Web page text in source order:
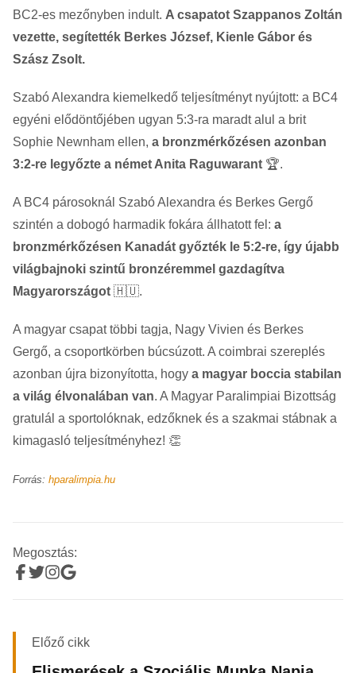
BC2-es mezőnyben indult. A csapatot Szappanos Zoltán
vezette, segítették Berkes József, Kienle Gábor és
Szász Zsolt.
Szabó Alexandra kiemelkedő teljesítményt nyújtott: a BC4
egyéni elődöntőjében ugyan 5:3-ra maradt alul a brit
Sophie Newnham ellen, a bronzmérkőzésen azonban
3:2-re legyőzte a német Anita Raguwarant 🏆.
A BC4 párosoknál Szabó Alexandra és Berkes Gergő
szintén a dobogó harmadik fokára állhatott fel: a
bronzmérkőzésen Kanadát győzték le 5:2-re, így újabb
világbajnoki szintű bronzéremmel gazdagítva
Magyarországot 🇭🇺.
A magyar csapat többi tagja, Nagy Vivien és Berkes
Gergő, a csoportkörben búcsúzott. A coimbrai szereplés
azonban újra bizonyította, hogy a magyar boccia stabilan
a világ élvonalában van. A Magyar Paralimpiai Bizottság
gratulál a sportolóknak, edzőknek és a szakmai stábnak a
kimagasló teljesítményhez! 👏
Forrás: hparalimpia.hu
Megosztás:
Előző cikk